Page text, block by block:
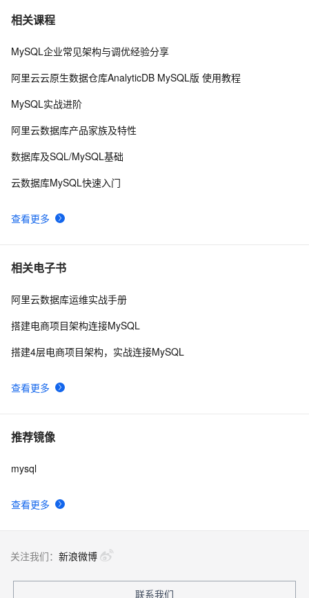
7 HBase指南 | HBase 2.0之修复工具HBCK2运维指南
8 系统设计之ES和Hbase的结合使用设计
10Flume1.5.0的安装、部署、简单应用(含伪分布式、与
相关课程
查看更多
MySQL企业常见架构与调优经验分享
阿里云云原生数据仓库AnalyticDB MySQL版 使用教程
MySQL实战进阶
阿里云数据库产品家族及特性
数据库及SQL/MySQL基础
云数据库MySQL快速入门
相关电子书
查看更多
阿里云数据库运维实战手册
搭建电商项目架构连接MySQL
搭建4层电商项目架构，实战连接MySQL
推荐镜像
查看更多
mysql
关注我们： 新浪微博
联系我们